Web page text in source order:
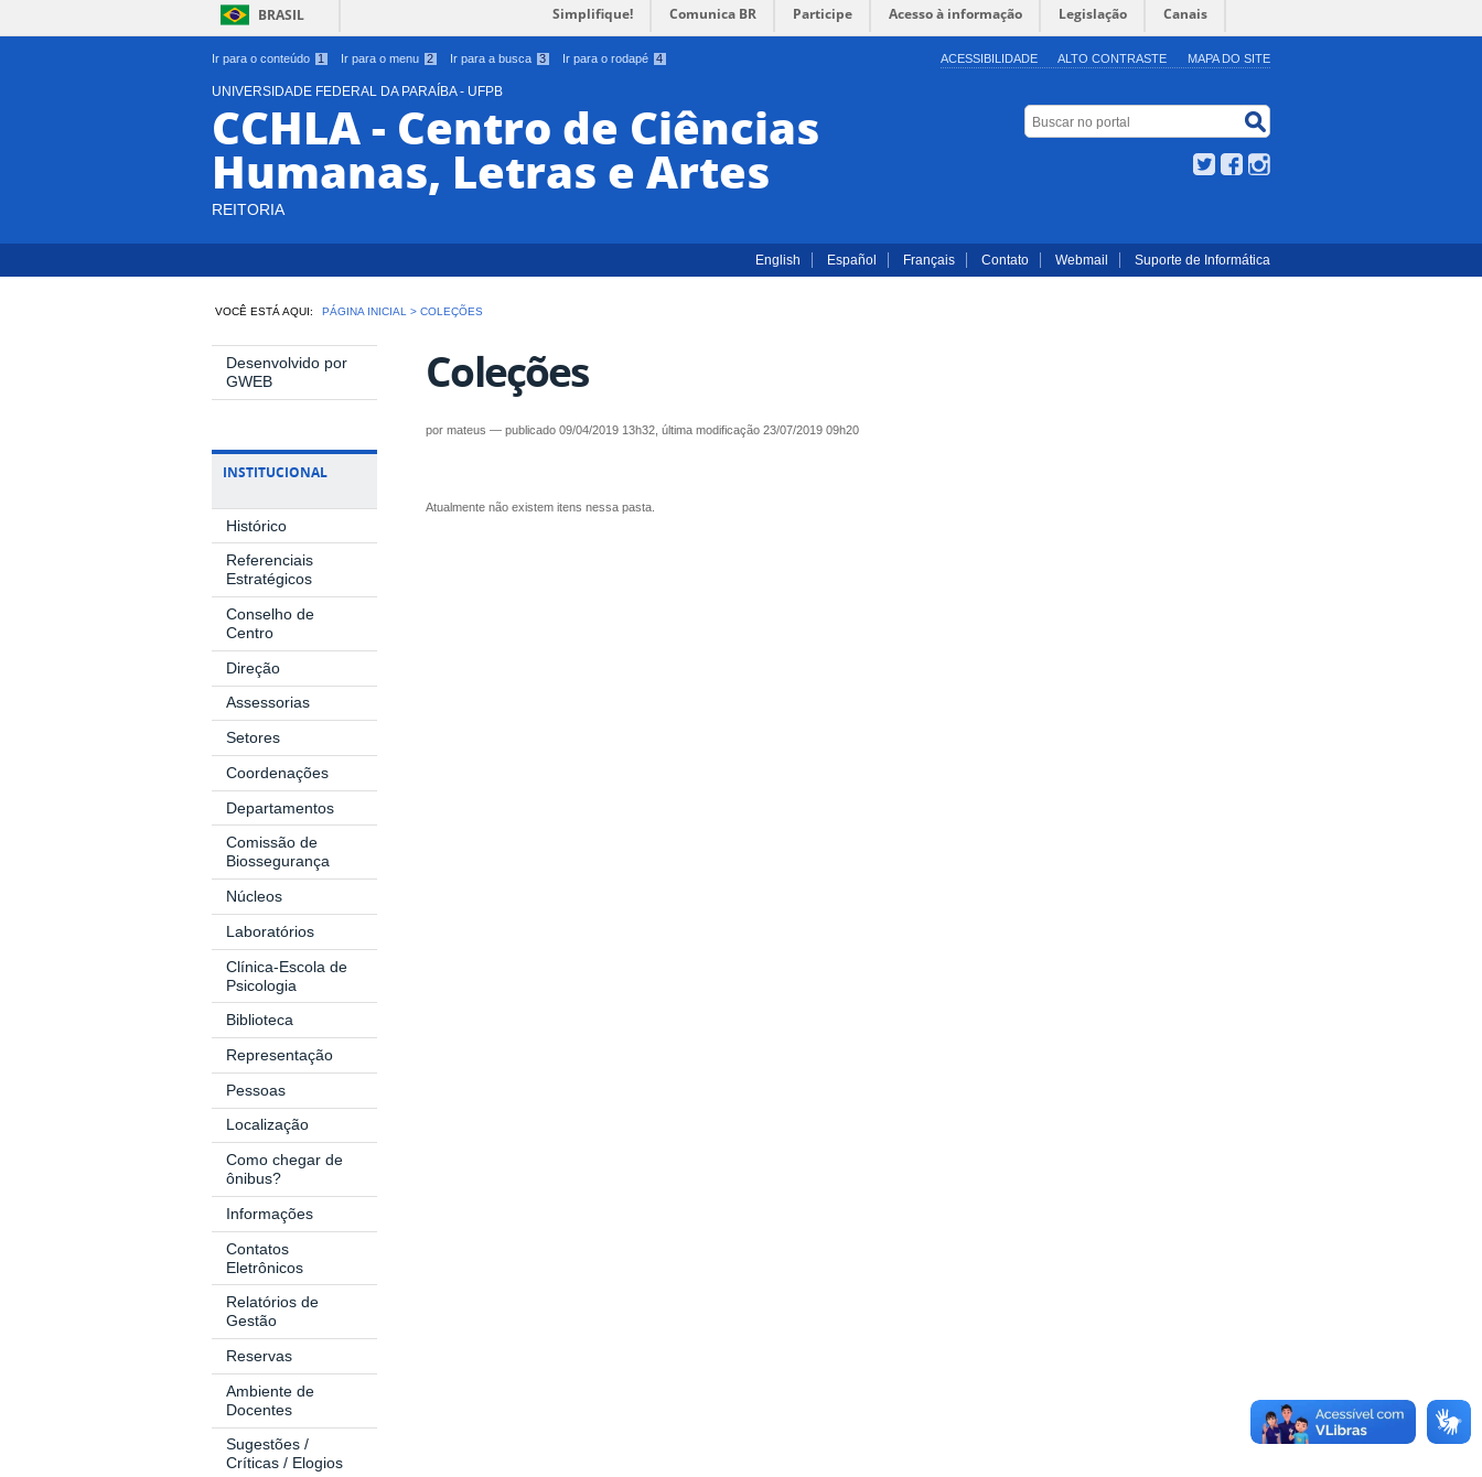
Ir para o conteúdo 1 Ir para o menu 2 Ir para a busca 3 Ir para o rodapé 4 ACESSIBILIDADE ALTO CONTRASTE MAPA DO SITE
BRASIL Simplifique! Comunica BR Participe Acesso à informação Legislação Canais
UNIVERSIDADE FEDERAL DA PARAÍBA - UFPB
CCHLA - Centro de Ciências
Humanas, Letras e Artes
REITORIA
Buscar no portal
TwitterFacebook
English Español Français Contato Webmail Suporte de Informática
VOCÊ ESTÁ AQUI: PÁGINA INICIAL >COLEÇÕES
Desenvolvido por
GWEB
INSTITUCIONAL
Histórico
Referenciais
Estratégicos
Conselho de
Centro
Direção
Assessorias
Setores
Coordenações
Departamentos
Comissão de
Biossegurança
Núcleos
Laboratórios
Clínica-Escola de
Psicologia
Biblioteca
Representação
Pessoas
Localização
Como chegar de
ônibus?
Informações
Contatos
Eletrônicos
Relatórios de
Gestão
Reservas
Ambiente de
Docentes
Sugestões /
Críticas / Elogios
Coleções
pormateus —publicado 09/04/2019 13h32,última modificação 23/07/2019 09h20
Atualmente não existem itens nessa pasta.